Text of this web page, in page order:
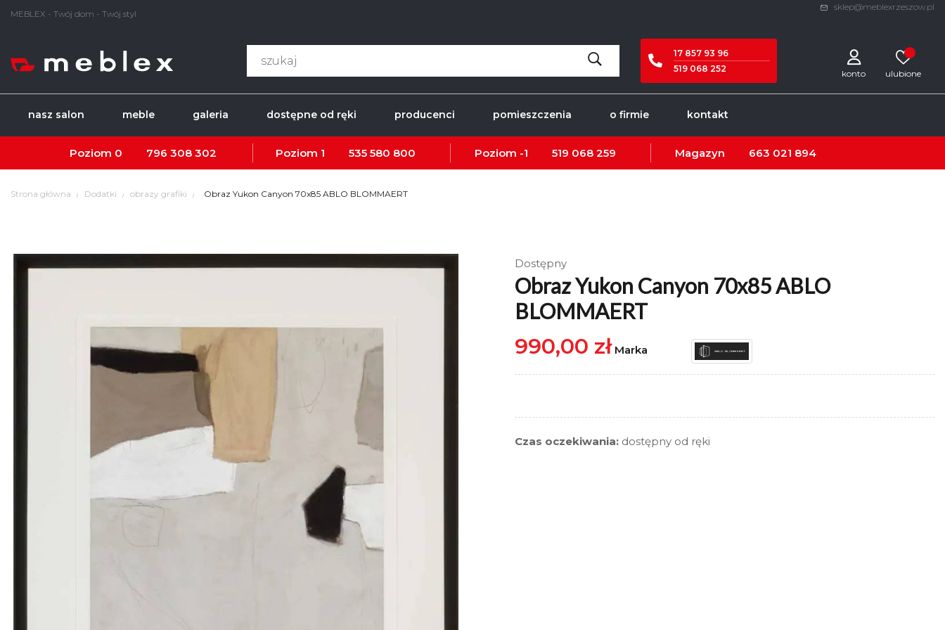
MEBLEX - Twój dom - Twój styl
sklep@meblexrzeszow.pl
17 857 93 96
519 068 252
konto
nasz salon meble galeria dostępne od ręki producenci pomieszczenia o firmie kontakt
Poziom 0 796 308 302 Poziom 1 535 580 800 Poziom -1 519 068 259 Magazyn 663 021 894
Strona główna Dodatki obrazy grafiki Obraz Yukon Canyon 70x85 ABLO BLOMMAERT
Dostępny
Obraz Yukon Canyon 70x85 ABLO
BLOMMAERT
990,00 zł Marka
Czas oczekiwania: dostępny od ręki